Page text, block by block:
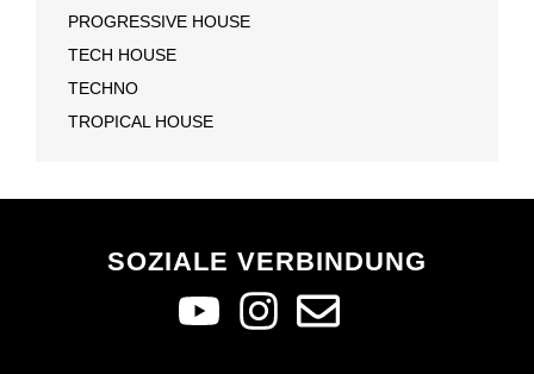
PROGRESSIVE HOUSE
TECH HOUSE
TECHNO
TROPICAL HOUSE
SOZIALE VERBINDUNG